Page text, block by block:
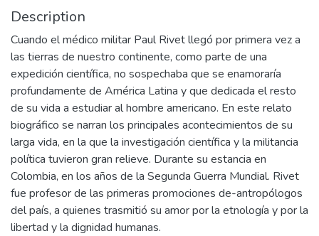
Description
Cuando el médico militar Paul Rivet llegó por primera vez a
las tierras de nuestro continente, como parte de una
expedición científica, no sospechaba que se enamoraría
profundamente de América Latina y que dedicada el resto
de su vida a estudiar al hombre americano. En este relato
biográfico se narran los principales acontecimientos de su
larga vida, en la que la investigación científica y la militancia
política tuvieron gran relieve. Durante su estancia en
Colombia, en los años de la Segunda Guerra Mundial. Rivet
fue profesor de las primeras promociones de-antropólogos
del país, a quienes trasmitió su amor por la etnología y por la
libertad y la dignidad humanas.